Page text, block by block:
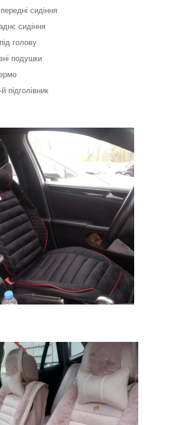
сидіння
сидіння
голову
подушки
підголівник